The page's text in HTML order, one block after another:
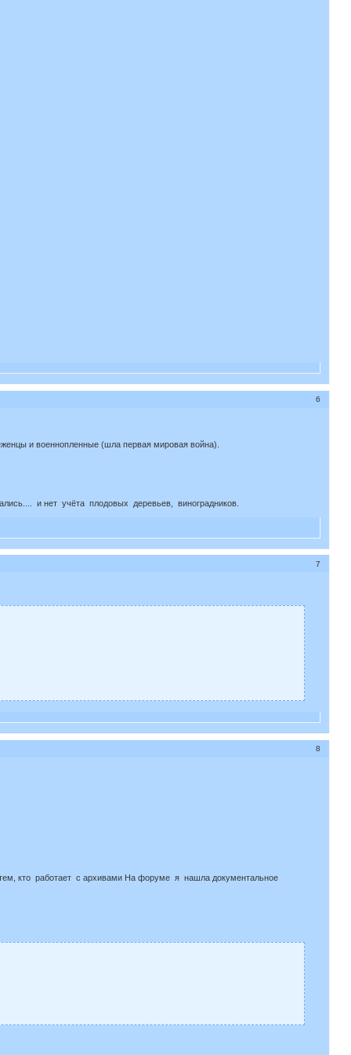
6
и военнопленные (шла первая мировая война).
и нет учёта плодовых деревьев, виноградников.
7
8
кто работает с архивами На форуме я нашла документальное